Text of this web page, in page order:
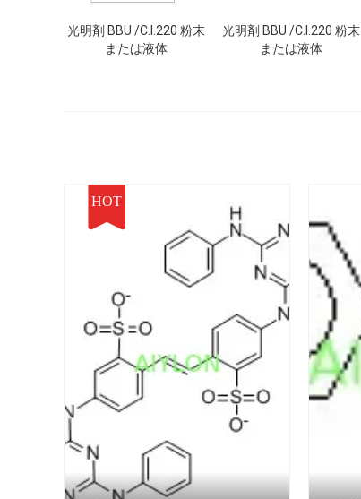
光明剤 BBU /C.I.220 粉末
または液体
光明剤 BBU /C.I.220 粉末
または液体
HOT